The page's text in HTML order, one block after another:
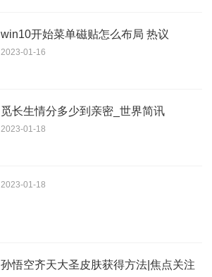
win10开始菜单磁贴怎么布局 热议
2023-01-16
觅长生情分多少到亲密_世界简讯
2023-01-18
2023-01-18
孙悟空齐天大圣皮肤获得方法|焦点关注